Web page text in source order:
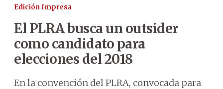
Edición Impresa
El PLRA busca un outsider
como candidato para
elecciones del 2018
En la convención del PLRA, convocada para